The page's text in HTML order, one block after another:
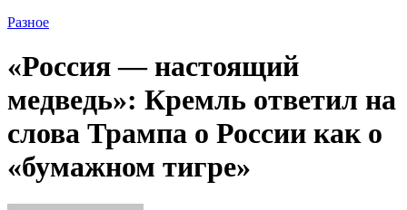
Разное
«Россия — настоящий
медведь»: Кремль ответил на
слова Трампа о России как о
«бумажном тигре»